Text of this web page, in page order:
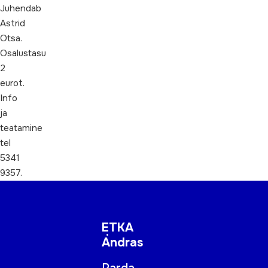
Juhendab
Astrid
Otsa.
Osalustasu
2
eurot.
Info
ja
teatamine
tel
5341
9357.
ETKA
Andras